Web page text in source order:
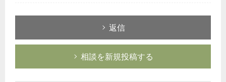
返信
相談を新規投稿する